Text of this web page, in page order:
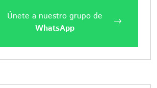
Únete a nuestro grupo de
WhatsApp